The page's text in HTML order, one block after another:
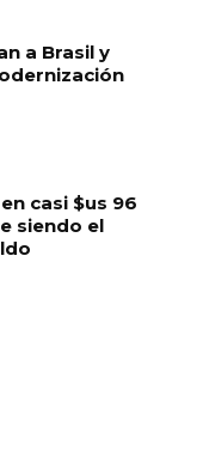
a Brasil y
casi $us 96
siendo el